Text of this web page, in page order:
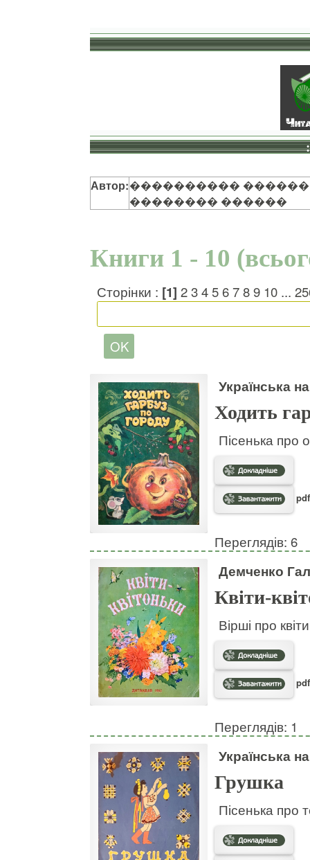
Автор:����������
�������� ������
Книги 1 - 10
Сторінки : [1] 23456789 10 ...
Українська
Ходить
Пісенька про
Переглядів: 6
Демченко
Квіти-
Вірші про
Переглядів: 1
Українська
Грушка
Пісенька про